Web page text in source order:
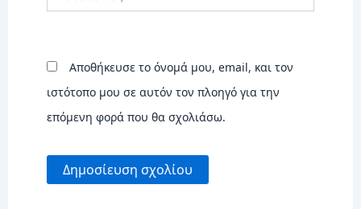
Αποθήκευσε το όνομά μου, email, και τον
ιστότοπο μου σε αυτόν τον πλοηγό για την
επόμενη φορά που θα σχολιάσω.